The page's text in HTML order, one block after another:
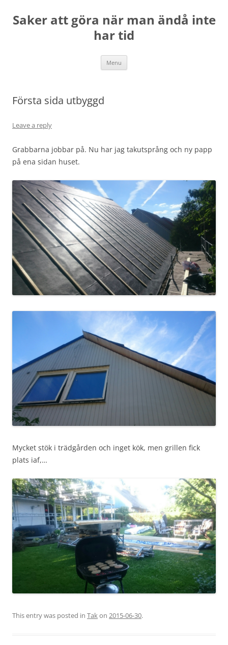
content
Saker att göra när man ändå inte
har tid
Menu
Första sida utbyggd
Leave a reply
Grabbarna jobbar på. Nu har jag takutsprång och ny papp
på ena sidan huset.
Mycket stök i trädgården och inget kök, men grillen fick
plats iaf,…
This entry was posted in Takon 2015-06-30.